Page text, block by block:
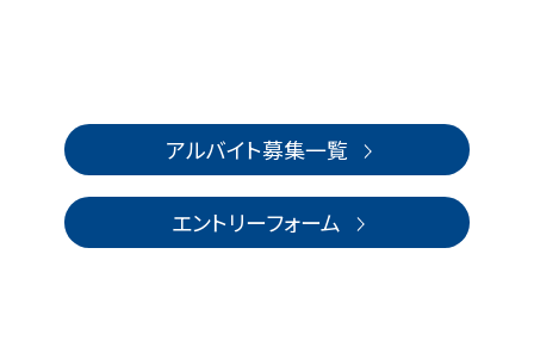
アルバイト募集一覧
エントリーフォーム